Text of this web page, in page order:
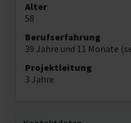
Alter
58
Berufserfahrung
39 Jahre und 11 Monate
Projektleitung
3 Jahre